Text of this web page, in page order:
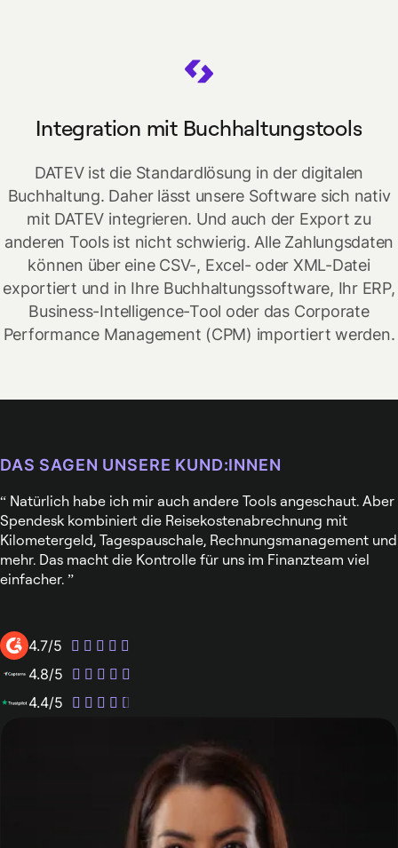
Integration mit Buchhaltungstools
DATEV ist die Standardlösung in der digitalen
Buchhaltung. Daher lässt unsere Software sich nativ
mit DATEV integrieren. Und auch der Export zu
anderen Tools ist nicht schwierig. Alle Zahlungsdaten
können über eine CSV-, Excel- oder XML-Datei
exportiert und in Ihre Buchhaltungssoftware, Ihr ERP,
Business-Intelligence-Tool oder das Corporate
Performance Management (CPM) importiert werden.
DAS SAGEN UNSERE KUND:INNEN
Natürlich habe ich mir auch andere Tools angeschaut. Aber
Spendesk kombiniert die Reisekostenabrechnung mit
Kilometergeld, Tagespauschale, Rechnungsmanagement und
mehr. Das macht die Kontrolle für uns im Finanzteam viel
einfacher.
4.7/5
4.8/5
4.4/5